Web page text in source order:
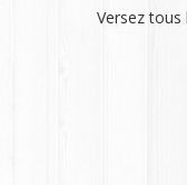
Versez